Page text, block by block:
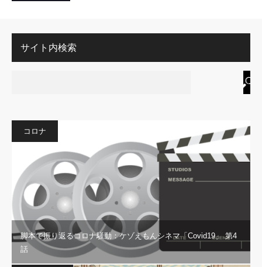
サイト内検索
コロナ
脚本で振り返るコロナ騒動：ケゾえもんシネマ「Covid19」 第4
話